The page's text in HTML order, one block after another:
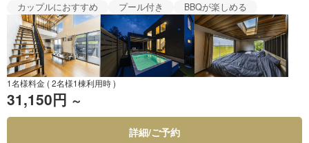
カップルにおすすめ プール付き BBQが楽しめる
1名様料金 ( 2名様1棟利用時 )
31,150円 ～
詳細/ご予約